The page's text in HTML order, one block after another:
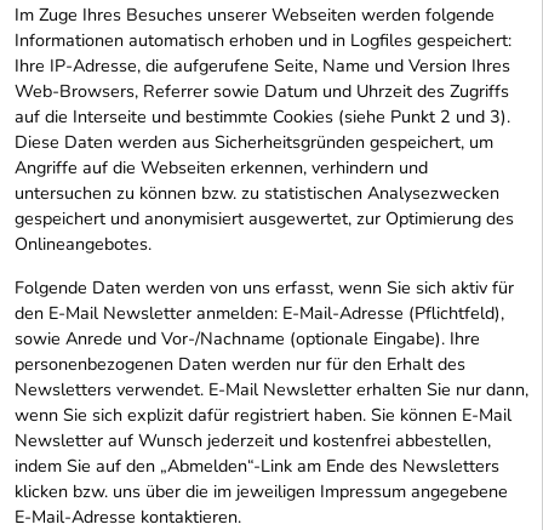
Im Zuge Ihres Besuches unserer Webseiten werden folgende
Informationen automatisch erhoben und in Logfiles gespeichert:
Ihre IP-Adresse, die aufgerufene Seite, Name und Version Ihres
Web-Browsers, Referrer sowie Datum und Uhrzeit des Zugriffs
auf die Interseite und bestimmte Cookies (siehe Punkt 2 und 3).
Diese Daten werden aus Sicherheitsgründen gespeichert, um
Angriffe auf die Webseiten erkennen, verhindern und
untersuchen zu können bzw. zu statistischen Analysezwecken
gespeichert und anonymisiert ausgewertet, zur Optimierung des
Onlineangebotes.
Folgende Daten werden von uns erfasst, wenn Sie sich aktiv für
den E-Mail Newsletter anmelden: E-Mail-Adresse (Pflichtfeld),
sowie Anrede und Vor-/Nachname (optionale Eingabe). Ihre
personenbezogenen Daten werden nur für den Erhalt des
Newsletters verwendet. E-Mail Newsletter erhalten Sie nur dann,
wenn Sie sich explizit dafür registriert haben. Sie können E-Mail
Newsletter auf Wunsch jederzeit und kostenfrei abbestellen,
indem Sie auf den „Abmelden“-Link am Ende des Newsletters
klicken bzw. uns über die im jeweiligen Impressum angegebene
E-Mail-Adresse kontaktieren.